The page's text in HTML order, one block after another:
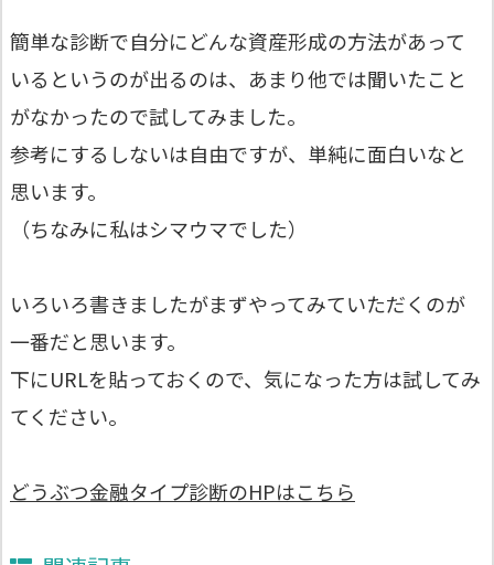
簡単な診断で自分にどんな資産形成の方法があって
いるというのが出るのは、あまり他では聞いたこと
がなかったので試してみました。
参考にするしないは自由ですが、単純に面白いなと
思います。
（ちなみに私はシマウマでした）
いろいろ書きましたがまずやってみていただくのが
一番だと思います。
下にURLを貼っておくので、気になった方は試してみ
てください。
どうぶつ金融タイプ診断のHPはこちら